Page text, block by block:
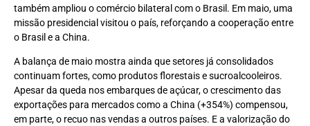
também ampliou o comércio bilateral com o Brasil. Em maio, uma
missão presidencial visitou o país, reforçando a cooperação entre
o Brasil e a China.
A balança de maio mostra ainda que setores já consolidados
continuam fortes, como produtos florestais e sucroalcooleiros.
Apesar da queda nos embarques de açúcar, o crescimento das
exportações para mercados como a China (+354%) compensou,
em parte, o recuo nas vendas a outros países. E a valorização do